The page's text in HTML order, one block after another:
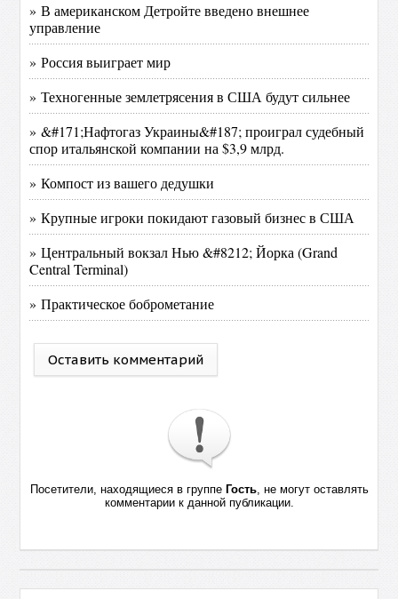
» В американском Детройте введено внешнее
управление
» Россия выиграет мир
» Техногенные землетрясения в США будут сильнее
» &#171;Нафтогаз Украины&#187; проиграл судебный
спор итальянской компании на $3,9 млрд.
» Компост из вашего дедушки
» Крупные игроки покидают газовый бизнес в США
» Центральный вокзал Нью &#8212; Йорка (Grand
Central Terminal)
» Практическое боброметание
Оставить комментарий
Посетители, находящиеся в группе Гость, не могут оставлять
комментарии к данной публикации.